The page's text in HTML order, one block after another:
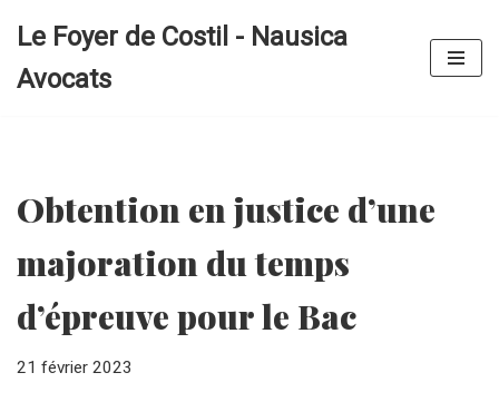
au
Le Foyer de Costil - Nausica
Avocats
Obtention en justice d’une
majoration du temps
d’épreuve pour le Bac
21 février 2023